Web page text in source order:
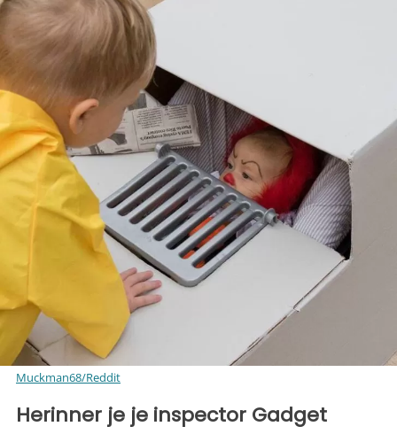
Muckman68/Reddit
Herinner je je inspector Gadget